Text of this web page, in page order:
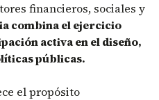
financieros, sociales y
combina el ejercicio
activa en el diseño,
públicas.
el propósito